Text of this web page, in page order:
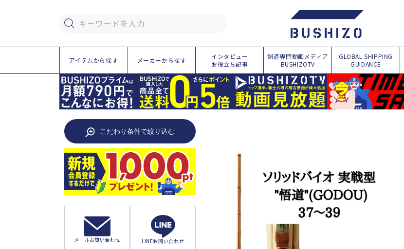
キーワードを入力
アイテムから探す メーカーから探す
インタビュー
お役立ち記事
剣道専門動画メディア
BUSHIZOTV
GLOBAL SHIPPING
GUIDANCE
こだわり条件で絞り込む
メールお問い合わせ LINEお問い合わせ
商
ッ
プ